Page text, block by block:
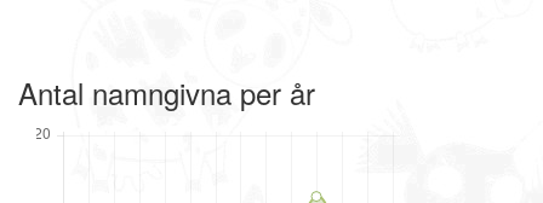
Antal namngivna per år